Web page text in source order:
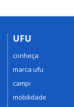
UFU
conheça
marca ufu
campi
mobilidade